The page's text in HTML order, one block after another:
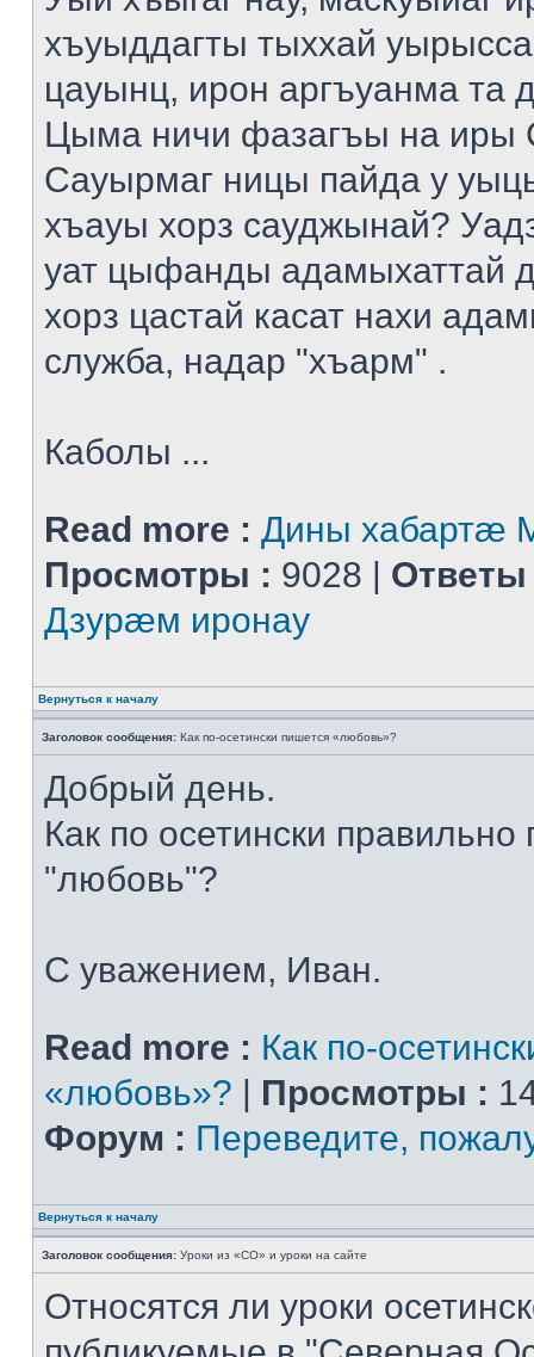
хъуыддагты тыххай
цауынц, ирон аргъуанма та
Цыма ничи фазагъы на иры
Сауырмаг ницы пайда у
хъауы хорз сауджынай?
уат цыфанды адамыхаттай
хорз цастай касат нахи
служба, надар "хъарм" .
Каболы ...
Read more : Дины хабартæ
Просмотры : 9028 | Ответы
Дзурæм иронау
Вернуться к началу
Заголовок сообщения: Как по-осетински пишется «любовь»?
Добрый день.
Как по осетински
"любовь"?
С уважением, Иван.
Read more : Как по-
«любовь»? | Просмотры :
Форум : Переведите,
Вернуться к началу
Заголовок сообщения: Уроки из «СО» и уроки на сайте
Относятся ли уроки